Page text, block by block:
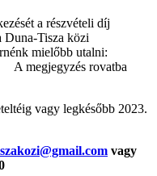
a részvételi díj
Duna-Tisza közi
mielőbb utalni:
A megjegyzés rovatba
vagy legkésőbb 2023.
vagy